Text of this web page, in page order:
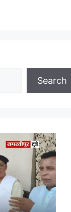
Search